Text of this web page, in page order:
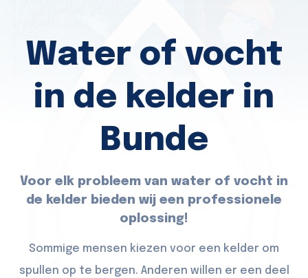
Water of vocht
in de kelder in
Bunde
Voor elk probleem van water of vocht in
de kelder bieden wij een professionele
oplossing!
Sommige mensen kiezen voor een kelder om
spullen op te bergen. Anderen willen er een deel